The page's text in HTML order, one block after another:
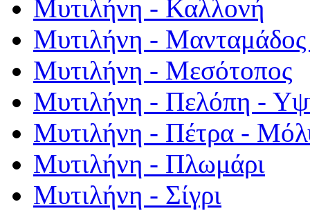
Μυτιλήνη - Καλλονή
Μυτιλήνη - Μανταμάδος
Μυτιλήνη - Μεσότοπος
Μυτιλήνη - Πελόπη -
Μυτιλήνη - Πέτρα -
Μυτιλήνη - Πλωμάρι
Μυτιλήνη - Σίγρι